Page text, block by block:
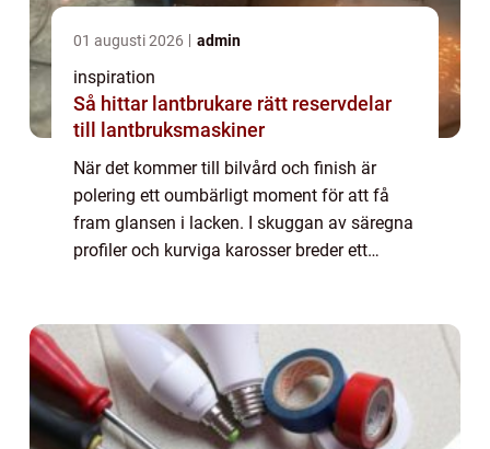
01 augusti 2026 admin
inspiration
Så hittar lantbrukare rätt reservdelar
till lantbruksmaskiner
När det kommer till bilvård och finish är
polering ett oumbärligt moment för att få
fram glansen i lacken. I skuggan av säregna
profiler och kurviga karosser breder ett